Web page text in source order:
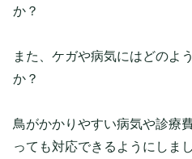
か？
また、ケガや病気にはどのよ
か？
鳥がかかりやすい病気や診療
っても対応できるようにしまし